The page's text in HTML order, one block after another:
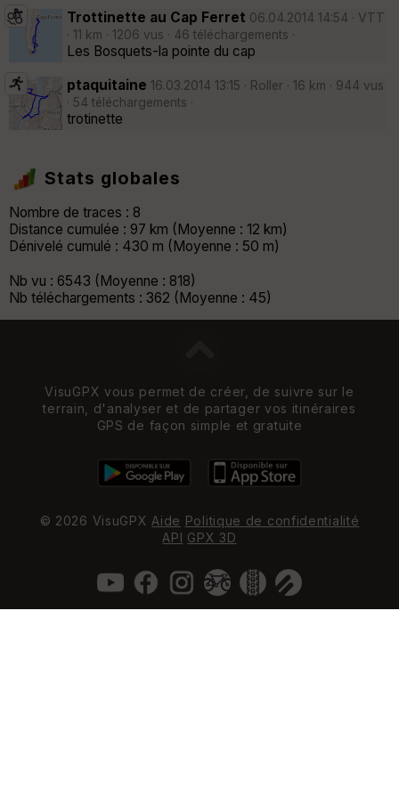
Trottinette au Cap Ferret 06.04.2014 14:54 · VTT
· 11 km · 1206 vus · 46 téléchargements ·
Les Bosquets-la pointe du cap
ptaquitaine 16.03.2014 13:15 · Roller · 16 km · 944 vus
· 54 téléchargements ·
trotinette
Stats globales
Nombre de traces : 8
Distance cumulée : 97 km (Moyenne : 12 km)
Dénivelé cumulé : 430 m (Moyenne : 50 m)
Nb vu : 6543 (Moyenne : 818)
Nb téléchargements : 362 (Moyenne : 45)
VisuGPX vous permet de créer, de suivre sur le
terrain, d'analyser et de partager vos itinéraires
GPS de façon simple et gratuite
© 2026 VisuGPX Aide Politique de confidentialité
API GPX 3D